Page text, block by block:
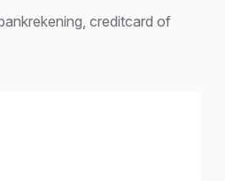
creditcard of